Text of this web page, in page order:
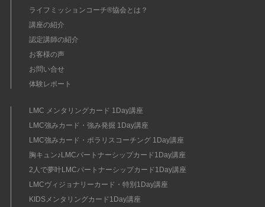
ライフミッションコーチ®協会とは？
講座の紹介
認定講師の紹介
お客様の声
お問い合せ
体験レポート
LMC メンタリングカード 1Day講座
LMC強みカード・強み発掘 1Day講座
LMC強みカード・ポラリスコーチング 1Day講座
胸キュン♪LMCパートナーシップカード1Day講座
2人で夢叶LMCパートナーシップカード1Day講座
LMCヴィジョナリーカード・特別1Day講座
KIDSメンタリングカード1Day講座